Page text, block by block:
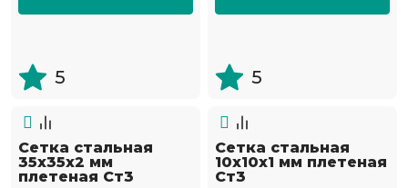
5 5
Сетка стальная
35х35х2 мм
плетеная Ст3
Сетка стальная
10х10х1 мм плетеная
Ст3